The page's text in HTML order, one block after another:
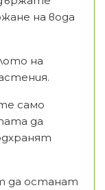
на вода
на
само
да
да останат